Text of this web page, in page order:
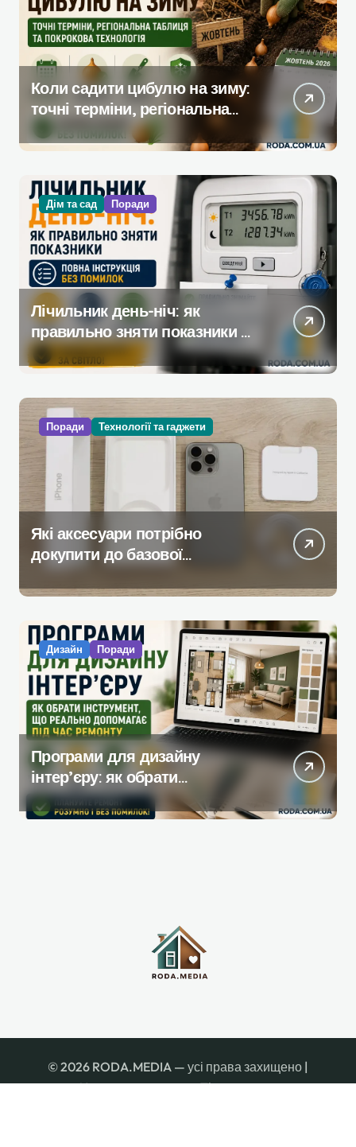
Коли садити цибулю на зиму:
точні терміни, регіональна
таблиця та покрокова
технологія
Дім та сад Поради
Лічильник день-ніч: як
правильно зняти показники —
повна інструкція без помилок
Поради Технології та гаджети
Які аксесуари потрібно
докупити до базової
комплектації iPhone
Дизайн Поради
Програми для дизайну
інтер’єру: як обрати
інструмент, який реально
допомагає під час ремонту
© 2026 RODA.MEDIA — усі права захищено |
Newspaperupавтор:Themeansar.